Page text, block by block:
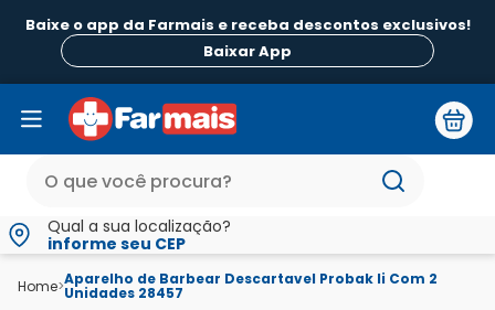
Baixe o app da Farmais e receba descontos exclusivos!
Baixar App
Qual a sua localização?
informe seu CEP
Home>Aparelho de Barbear Descartavel Probak Ii Com 2
Unidades 28457